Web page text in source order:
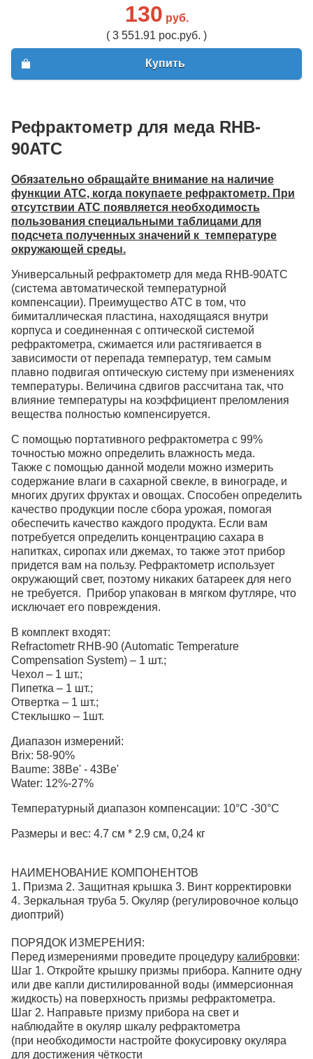
130 руб.
( 3 551.91 рос.руб. )
Купить
Рефрактометр для меда RHB-
90ATC
Обязательно обращайте внимание на наличие
функции АТС, когда покупаете рефрактометр. При
отсутствии АТС появляется необходимость
пользования специальными таблицами для
подсчета полученных значений к температуре
окружающей среды.
Универсальный рефрактометр для меда RHB-90ATC
(система автоматической температурной
компенсации). Преимущество АТС в том, что
бимиталлическая пластина, находящаяся внутри
корпуса и соединенная с оптической системой
рефрактометра, сжимается или растягивается в
зависимости от перепада температур, тем самым
плавно подвигая оптическую систему при изменениях
температуры. Величина сдвигов рассчитана так, что
влияние температуры на коэффициент преломления
вещества полностью компенсируется.
С помощью портативного рефрактометра с 99%
точностью можно определить влажность меда.
Также с помощью данной модели можно измерить
содержание влаги в сахарной свекле, в винограде, и
многих других фруктах и овощах. Способен определить
качество продукции после сбора урожая, помогая
обеспечить качество каждого продукта. Если вам
потребуется определить концентрацию сахара в
напитках, сиропах или джемах, то также этот прибор
придется вам на пользу. Рефрактометр использует
окружающий свет, поэтому никаких батареек для него
не требуется. Прибор упакован в мягком футляре, что
исключает его повреждения.
В комплект входят:
Refractometr RHB-90 (Automatic Temperature
Compensation System) – 1 шт.;
Чехол – 1 шт.;
Пипетка – 1 шт.;
Отвертка – 1 шт.;
Стеклышко – 1шт.
Диапазон измерений:
Brix: 58-90%
Baume: 38Be' - 43Be'
Water: 12%-27%
Температурный диапазон компенсации: 10°C -30°C
Размеры и вес: 4.7 см * 2.9 см, 0,24 кг
НАИМЕНОВАНИЕ КОМПОНЕНТОВ
1. Призма 2. Защитная крышка 3. Винт корректировки
4. Зеркальная труба 5. Окуляр (регулировочное кольцо
диоптрий)
ПОРЯДОК ИЗМЕРЕНИЯ:
Перед измерениями проведите процедуру калибровки:
Шаг 1. Откройте крышку призмы прибора. Капните одну
или две капли дистилированной воды (иммерсионная
жидкость) на поверхность призмы рефрактометра.
Шаг 2. Направьте призму прибора на свет и
наблюдайте в окуляр шкалу рефрактометра
(при необходимости настройте фокусировку окуляра
для достижения чёткости